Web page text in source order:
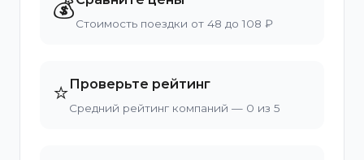
💰
Стоимость поездки от 48 до 108 ₽
⭐Проверьте рейтинг
Средний рейтинг компаний — 0 из 5